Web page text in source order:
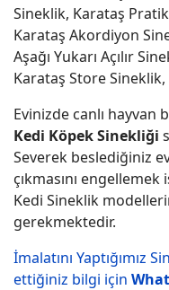
Sineklik, Karataş
Karataş Akordiyon
Aşağı Yukarı Açılır
Karataş Store Sineklik,
Evinizde canlı hayvan
Kedi Köpek Sinekliği
Severek beslediğiniz
çıkmasını
Kedi Sineklik
gerekmektedir.
İmalatını Yaptığımız
ettiğiniz bilgi için